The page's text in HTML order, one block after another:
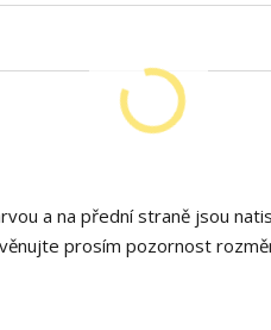
a na přední straně jsou
prosím pozornost